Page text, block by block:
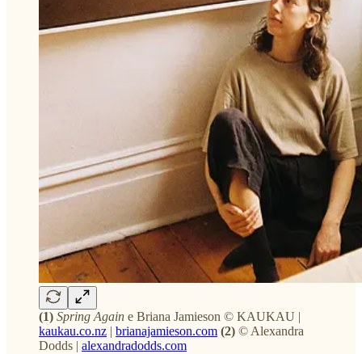
(1) Spring Again e Briana Jamieson © KAUKAU |
kaukau.co.nz | brianajamieson.com (2) © Alexandra
Dodds | alexandradodds.com